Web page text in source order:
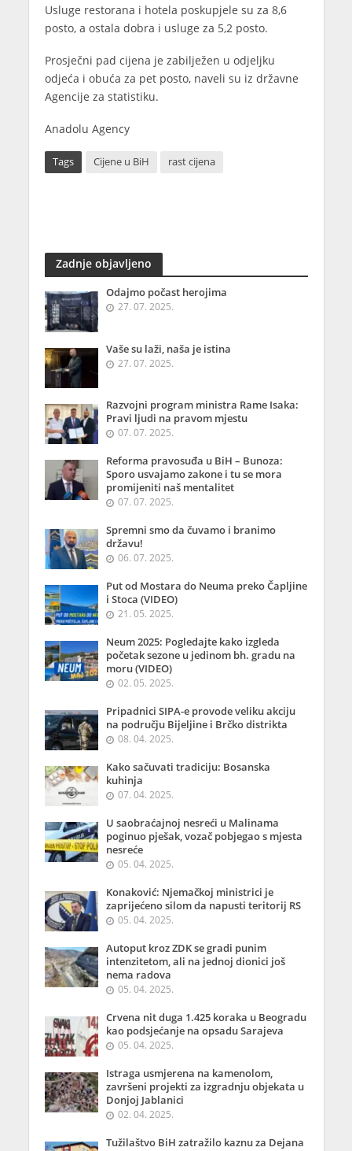
Usluge restorana i hotela poskupjele su za 8,6
posto, a ostala dobra i usluge za 5,2 posto.
Prosječni pad cijena je zabilježen u odjeljku
odjeća i obuća za pet posto, naveli su iz državne
Agencije za statistiku.
Anadolu Agency
Tags Cijene u BiH rast cijena
Zadnje objavljeno
Odajmo počast herojima
27. 07. 2025.
Vaše su laži, naša je istina
27. 07. 2025.
Razvojni program ministra Rame Isaka:
Pravi ljudi na pravom mjestu
07. 07. 2025.
Reforma pravosuđa u BiH – Bunoza:
Sporo usvajamo zakone i tu se mora
promijeniti naš mentalitet
07. 07. 2025.
Spremni smo da čuvamo i branimo
državu!
06. 07. 2025.
Put od Mostara do Neuma preko Čapljine
i Stoca (VIDEO)
21. 05. 2025.
Neum 2025: Pogledajte kako izgleda
početak sezone u jedinom bh. gradu na
moru (VIDEO)
02. 05. 2025.
Pripadnici SIPA-e provode veliku akciju
na području Bijeljine i Brčko distrikta
08. 04. 2025.
Kako sačuvati tradiciju: Bosanska
kuhinja
07. 04. 2025.
U saobraćajnoj nesreći u Malinama
poginuo pješak, vozač pobjegao s mjesta
nesreće
05. 04. 2025.
Konaković: Njemačkoj ministrici je
zaprijećeno silom da napusti teritorij RS
05. 04. 2025.
Autoput kroz ZDK se gradi punim
intenzitetom, ali na jednoj dionici još
nema radova
05. 04. 2025.
Crvena nit duga 1.425 koraka u Beogradu
kao podsjećanje na opsadu Sarajeva
05. 04. 2025.
Istraga usmjerena na kamenolom,
završeni projekti za izgradnju objekata u
Donjoj Jablanici
02. 04. 2025.
Tužilaštvo BiH zatražilo kaznu za Dejana